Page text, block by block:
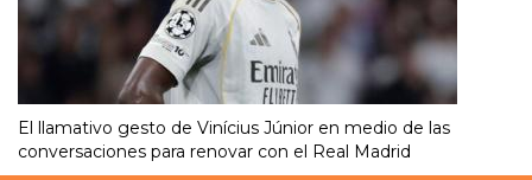
El llamativo gesto de Vinícius Júnior en medio de las
conversaciones para renovar con el Real Madrid